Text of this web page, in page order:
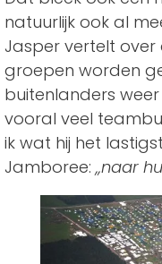
natuurlijk ook al
Jasper vertelt
groepen worden
buitenlanders
vooral veel
ik wat hij het
Jamboree: ,,naar